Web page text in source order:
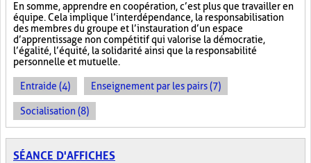
En somme, apprendre en coopération, c’est plus que travailler en
équipe. Cela implique l’interdépendance, la responsabilisation
des membres du groupe et l’instauration d’un espace
d’apprentissage non compétitif qui valorise la démocratie,
l’égalité, l’équité, la solidarité ainsi que la responsabilité
personnelle et mutuelle.
Entraide (4) Enseignement par les pairs (7)
Socialisation (8)
SÉANCE D'AFFICHES